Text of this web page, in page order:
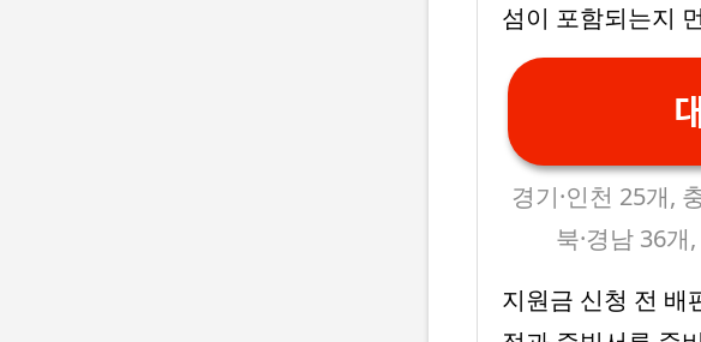
섬이 포함되는지
경기·인천 25개,
북·경남 36
지원금 신청 전 배